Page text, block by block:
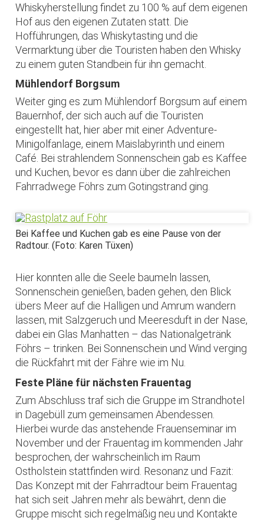
Whiskyherstellung findet zu 100 % auf dem eigenen
Hof aus den eigenen Zutaten statt. Die
Hofführungen, das Whiskytasting und die
Vermarktung über die Touristen haben den Whisky
zu einem guten Standbein für ihn gemacht.
Mühlendorf Borgsum
Weiter ging es zum Mühlendorf Borgsum auf einem
Bauernhof, der sich auch auf die Touristen
eingestellt hat, hier aber mit einer Adventure-
Minigolfanlage, einem Maislabyrinth und einem
Café. Bei strahlendem Sonnenschein gab es Kaffee
und Kuchen, bevor es dann über die zahlreichen
Fahrradwege Föhrs zum Gotingstrand ging.
Bei Kaffee und Kuchen gab es eine Pause von der
Radtour. (Foto: Karen Tüxen)
Hier konnten alle die Seele baumeln lassen,
Sonnenschein genießen, baden gehen, den Blick
übers Meer auf die Halligen und Amrum wandern
lassen, mit Salzgeruch und Meeresduft in der Nase,
dabei ein Glas Manhatten – das Nationalgetränk
Föhrs – trinken. Bei Sonnenschein und Wind verging
die Rückfahrt mit der Fähre wie im Nu.
Feste Pläne für nächsten Frauentag
Zum Abschluss traf sich die Gruppe im Strandhotel
in Dagebüll zum gemeinsamen Abendessen.
Hierbei wurde das anstehende Frauenseminar im
November und der Frauentag im kommenden Jahr
besprochen, der wahrscheinlich im Raum
Ostholstein stattfinden wird. Resonanz und Fazit:
Das Konzept mit der Fahrradtour beim Frauentag
hat sich seit Jahren mehr als bewährt, denn die
Gruppe mischt sich regelmäßig neu und Kontakte